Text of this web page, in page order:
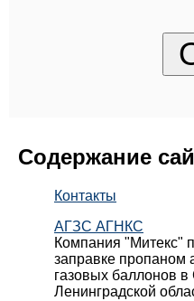
Содержание
Контакты
АГЗС АГНКС
Компания "Митекс"
заправке пропаном
газовых баллонов в
Ленинградской